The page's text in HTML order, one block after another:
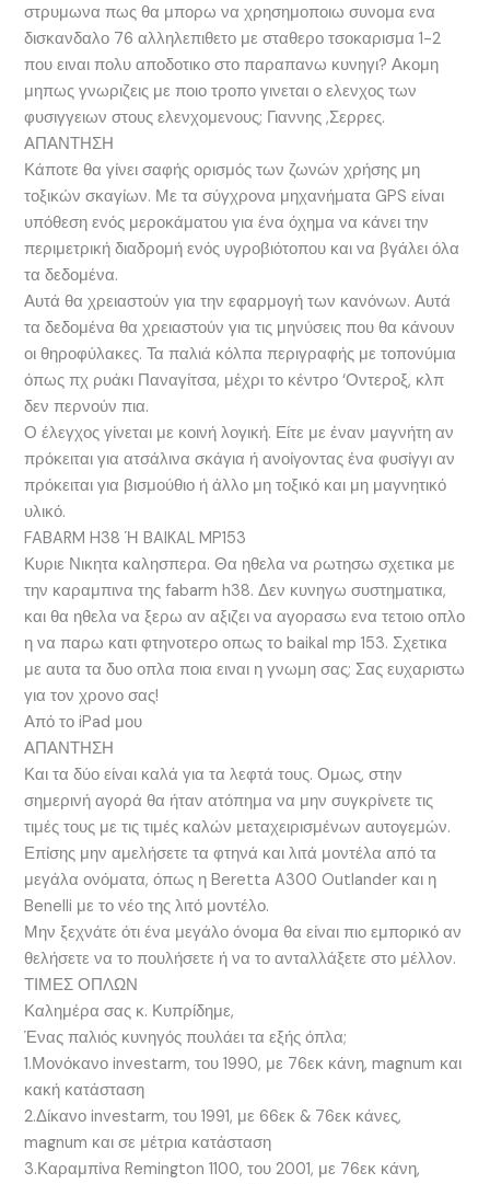
στρυμωνα πως θα μπορω να χρησημοποιω συνομα ενα
δισκανδαλο 76 αλληλεπιθετο με σταθερο τσοκαρισμα 1-2
που ειναι πολυ αποδοτικο στο παραπανω κυνηγι? Ακομη
μηπως γνωριζεις με ποιο τροπο γινεται ο ελενχος των
φυσιγγειων στους ελενχομενους; Γιαννης ,Σερρες.
ΑΠΑΝΤΗΣΗ
Κάποτε θα γίνει σαφής ορισμός των ζωνών χρήσης μη
τοξικών σκαγίων. Με τα σύγχρονα μηχανήματα GPS είναι
υπόθεση ενός μεροκάματου για ένα όχημα να κάνει την
περιμετρική διαδρομή ενός υγροβιότοπου και να βγάλει όλα
τα δεδομένα.
Αυτά θα χρειαστούν για την εφαρμογή των κανόνων. Αυτά
τα δεδομένα θα χρειαστούν για τις μηνύσεις που θα κάνουν
οι θηροφύλακες. Τα παλιά κόλπα περιγραφής με τοπονύμια
όπως πχ ρυάκι Παναγίτσα, μέχρι το κέντρο ‘Οντεροξ, κλπ
δεν περνούν πια.
Ο έλεγχος γίνεται με κοινή λογική. Είτε με έναν μαγνήτη αν
πρόκειται για ατσάλινα σκάγια ή ανοίγοντας ένα φυσίγγι αν
πρόκειται για βισμούθιο ή άλλο μη τοξικό και μη μαγνητικό
υλικό.
FABARM H38 Ή BAIKAL MP153
Κυριε Νικητα καλησπερα. Θα ηθελα να ρωτησω σχετικα με
την καραμπινα της fabarm h38. Δεν κυνηγω συστηματικα,
και θα ηθελα να ξερω αν αξιζει να αγορασω ενα τετοιο οπλο
η να παρω κατι φτηνοτερο οπως το baikal mp 153. Σχετικα
με αυτα τα δυο οπλα ποια ειναι η γνωμη σας; Σας ευχαριστω
για τον χρονο σας!
Από το iPad μου
ΑΠΑΝΤΗΣΗ
Και τα δύο είναι καλά για τα λεφτά τους. Ομως, στην
σημερινή αγορά θα ήταν ατόπημα να μην συγκρίνετε τις
τιμές τους με τις τιμές καλών μεταχειρισμένων αυτογεμών.
Επίσης μην αμελήσετε τα φτηνά και λιτά μοντέλα από τα
μεγάλα ονόματα, όπως η Beretta A300 Outlander και η
Benelli με το νέο της λιτό μοντέλο.
Μην ξεχνάτε ότι ένα μεγάλο όνομα θα είναι πιο εμπορικό αν
θελήσετε να το πουλήσετε ή να το ανταλλάξετε στο μέλλον.
ΤΙΜΕΣ ΟΠΛΩΝ
Καλημέρα σας κ. Κυπρίδημε,
Ένας παλιός κυνηγός πουλάει τα εξής όπλα;
1.Μονόκανο investarm, του 1990, με 76εκ κάνη, magnum και
κακή κατάσταση
2.Δίκανο investarm, του 1991, με 66εκ & 76εκ κάνες,
magnum και σε μέτρια κατάσταση
3.Καραμπίνα Remington 1100, του 2001, με 76εκ κάνη,